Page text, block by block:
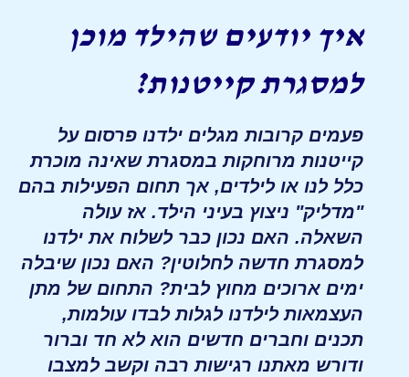
איך יודעים שהילד מוכן
למסגרת קייטנות?
פעמים קרובות מגלים ילדנו פרסום על
קייטנות מרוחקות במסגרת שאינה מוכרת
כלל לנו או לילדים, אך תחום הפעילות בהם
"מדליק" ניצוץ בעיני הילד. אז עולה
השאלה. האם נכון כבר לשלוח את ילדנו
למסגרת חדשה לחלוטין? האם נכון שיבלה
ימים ארוכים מחוץ לבית? התחום של מתן
העצמאות לילדנו לגלות לבדו עולמות,
תכנים וחברים חדשים הוא לא חד וברור
ודורש מאתנו רגישות רבה וקשב למצבו